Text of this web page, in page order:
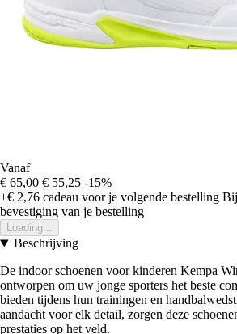
Vanaf
€ 65,00 € 55,25 -15%
+€ 2,76 cadeau voor je volgende bestelling
bevestiging van je bestelling
Loading...
Beschrijving
De indoor schoenen voor kinderen Kempa
ontworpen om uw jonge sporters het beste
bieden tijdens hun trainingen en
aandacht voor elk detail, zorgen deze
prestaties op het veld.